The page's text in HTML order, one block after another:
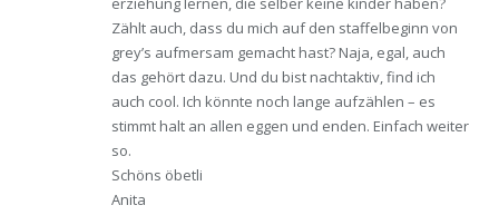
Zählt auch, dass du mich auf den staffelbeginn von
grey’s aufmersam gemacht hast? Naja, egal, auch
das gehört dazu. Und du bist nachtaktiv, find ich
auch cool. Ich könnte noch lange aufzählen – es
stimmt halt an allen eggen und enden. Einfach weiter
so.
Schöns öbetli
Anita